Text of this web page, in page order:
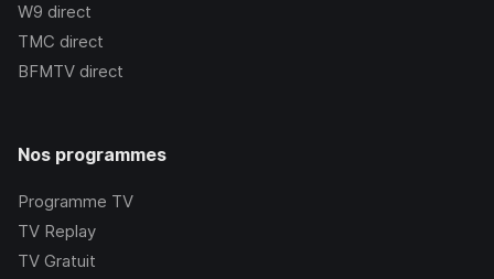
W9 direct
TMC direct
BFMTV direct
Nos programmes
Programme TV
TV Replay
TV Gratuit